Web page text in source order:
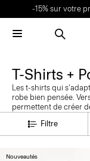
-15% sur votre
T-Shirts +
Les t-shirts qui
robe bien pensée.
permettent de créer
Filtre
Nouveautés